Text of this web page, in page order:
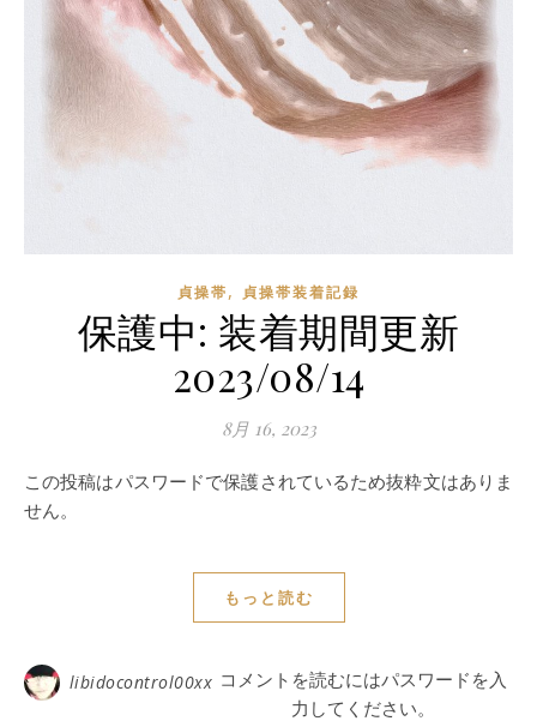
貞操帯, 貞操帯装着記録
保護中: 装着期間更新
2023/08/14
8月 16, 2023
この投稿はパスワードで保護されているため抜粋文はありま
せん。
もっと読む
libidocontrol00xx コメントを読むにはパスワードを入
力してください。